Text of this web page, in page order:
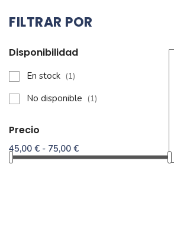
FILTRAR POR
Disponibilidad
En stock (1)
No disponible (1)
Precio
45,00 € - 75,00 €